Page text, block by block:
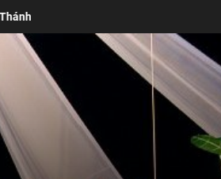
Thiết Trong Buổi Thờ Phượng Của Bạn